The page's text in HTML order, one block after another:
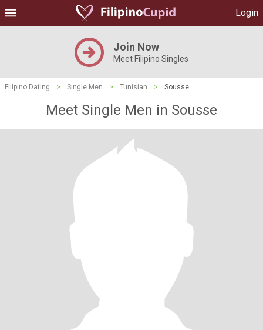
Login
Join Now
Meet Filipino Singles
Filipino Dating > Single Men > Tunisian > Sousse
Meet Single Men in Sousse